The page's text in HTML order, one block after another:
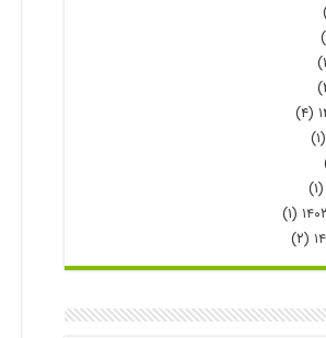
(۴)
(۱)
(۱)
(۱)
(۲)